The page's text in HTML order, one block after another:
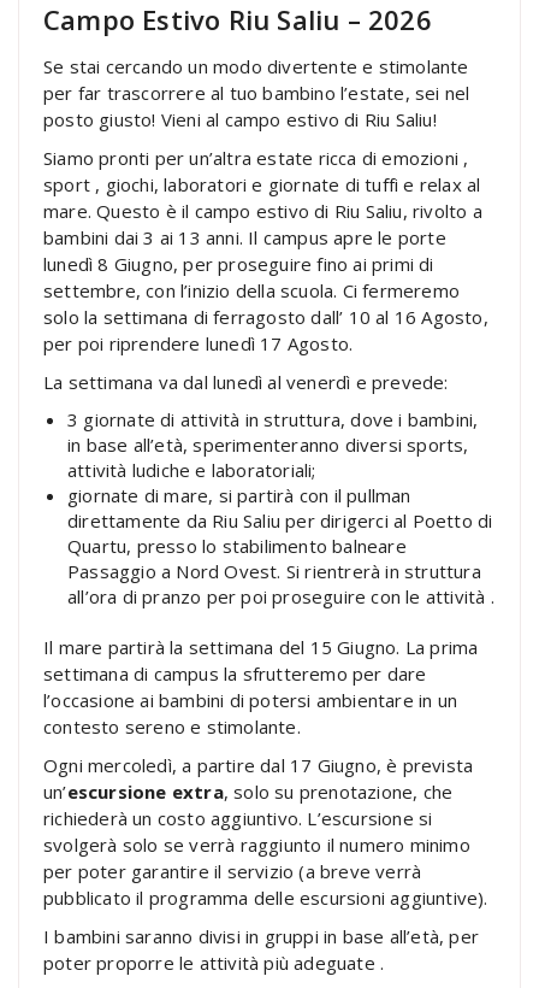
Campo Estivo Riu Saliu – 2026
Se stai cercando un modo divertente e stimolante
per far trascorrere al tuo bambino l’estate, sei nel
posto giusto! Vieni al campo estivo di Riu Saliu!
Siamo pronti per un’altra estate ricca di emozioni ,
sport , giochi, laboratori e giornate di tuffi e relax al
mare. Questo è il campo estivo di Riu Saliu, rivolto a
bambini dai 3 ai 13 anni. Il campus apre le porte
lunedì 8 Giugno, per proseguire fino ai primi di
settembre, con l’inizio della scuola. Ci fermeremo
solo la settimana di ferragosto dall’ 10 al 16 Agosto,
per poi riprendere lunedì 17 Agosto.
La settimana va dal lunedì al venerdì e prevede:
3 giornate di attività in struttura, dove i bambini,
in base all’età, sperimenteranno diversi sports,
attività ludiche e laboratoriali;
giornate di mare, si partirà con il pullman
direttamente da Riu Saliu per dirigerci al Poetto di
Quartu, presso lo stabilimento balneare
Passaggio a Nord Ovest. Si rientrerà in struttura
all’ora di pranzo per poi proseguire con le attività .
Il mare partirà la settimana del 15 Giugno. La prima
settimana di campus la sfrutteremo per dare
l’occasione ai bambini di potersi ambientare in un
contesto sereno e stimolante.
Ogni mercoledì, a partire dal 17 Giugno, è prevista
un’escursione extra, solo su prenotazione, che
richiederà un costo aggiuntivo. L’escursione si
svolgerà solo se verrà raggiunto il numero minimo
per poter garantire il servizio (a breve verrà
pubblicato il programma delle escursioni aggiuntive).
I bambini saranno divisi in gruppi in base all’età, per
poter proporre le attività più adeguate .